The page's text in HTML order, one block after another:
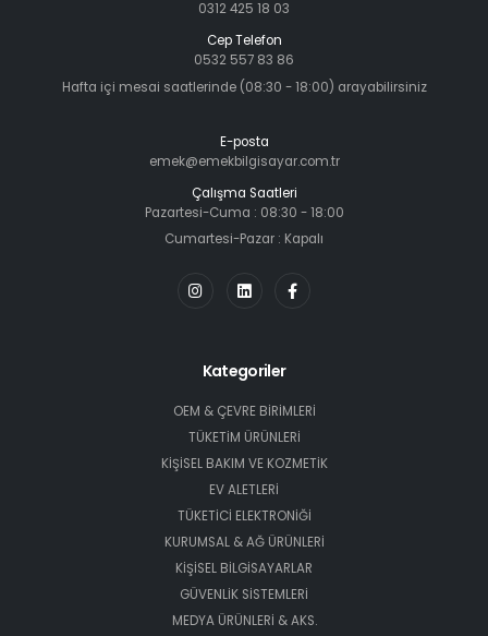
0312 425 18 03
Cep Telefon
0532 557 83 86
Hafta içi mesai saatlerinde (08:30 - 18:00) arayabilirsiniz
E-posta
emek@emekbilgisayar.com.tr
Çalışma Saatleri
Pazartesi-Cuma : 08:30 - 18:00
Cumartesi-Pazar : Kapalı
Kategoriler
OEM & ÇEVRE BİRİMLERİ
TÜKETİM ÜRÜNLERİ
KİŞİSEL BAKIM VE KOZMETİK
EV ALETLERİ
TÜKETİCİ ELEKTRONİĞİ
KURUMSAL & AĞ ÜRÜNLERİ
KİŞİSEL BİLGİSAYARLAR
GÜVENLİK SİSTEMLERİ
MEDYA ÜRÜNLERİ & AKS.